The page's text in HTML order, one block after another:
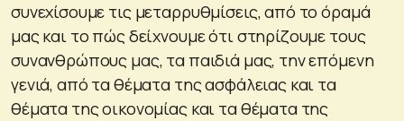
συνεχίσουμε τις μεταρρυθμίσεις, από το όραμά
μας και το πώς δείχνουμε ότι στηρίζουμε τους
συνανθρώπους μας, τα παιδιά μας, την επόμενη
γενιά, από τα θέματα της ασφάλειας και τα
θέματα της οικονομίας και τα θέματα της